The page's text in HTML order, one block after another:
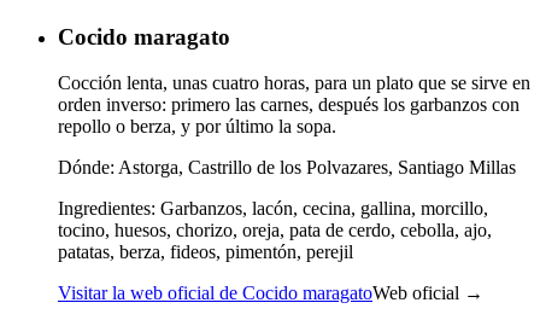
Cocido maragato
Cocción lenta, unas cuatro horas, para un plato que se sirve en
orden inverso: primero las carnes, después los garbanzos con
repollo o berza, y por último la sopa.
Dónde: Astorga, Castrillo de los Polvazares, Santiago Millas
Ingredientes: Garbanzos, lacón, cecina, gallina, morcillo,
tocino, huesos, chorizo, oreja, pata de cerdo, cebolla, ajo,
patatas, berza, fideos, pimentón, perejil
Visitar la web oficial de Cocido maragatoWeb oficial →